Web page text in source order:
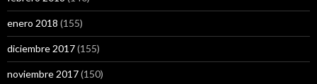
enero 2018 (155)
diciembre 2017(155)
noviembre 2017(150)